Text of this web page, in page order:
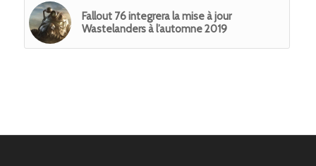
Fallout 76 integrera la mise à jour
Wastelanders à l’automne 2019